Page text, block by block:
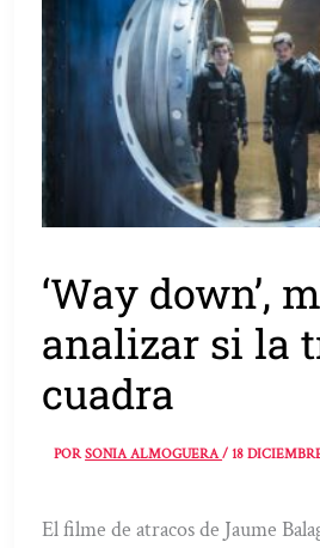
‘Way down’,
analizar si la
cuadra
PORSONIA ALMOGUERA/18
El filme de atracos de Jaume